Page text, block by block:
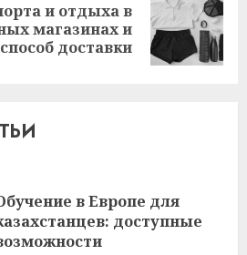
и отдыха в
магазинах и
доставки
в Европе для
доступные